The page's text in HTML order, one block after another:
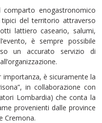
enogastronomico
del territorio attraverso
lattiero caseario, salumi,
è sempre possibile
un accurato servizio di
è sicuramente la
in collaborazione con
Lombardia) che conta la
provenienti dalle province
Cremona.